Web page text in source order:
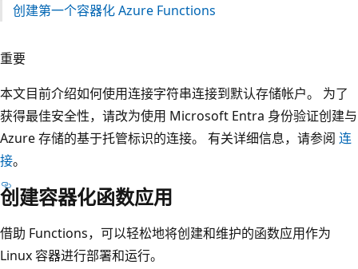
创建第一个容器化 Azure Functions
重要
本文目前介绍如何使用连接字符串连接到默认存储帐户。 为了
获得最佳安全性，请改为使用 Microsoft Entra 身份验证创建与
Azure 存储的基于托管标识的连接。 有关详细信息，请参阅 连
接。
创建容器化函数应用
借助 Functions，可以轻松地将创建和维护的函数应用作为
Linux 容器进行部署和运行。